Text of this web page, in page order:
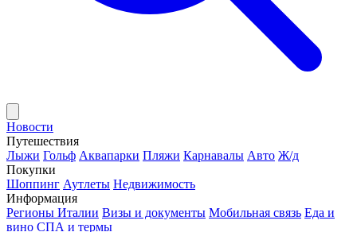
Новости
Путешествия
Лыжи Гольф Аквапарки Пляжи Карнавалы Авто Ж/д
Покупки
Шоппинг Аутлеты Недвижимость
Информация
Регионы Италии Визы и документы Мобильная связь Еда и
вино СПА и термы